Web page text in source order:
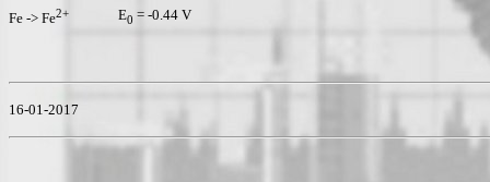
Fe -> Fe2+ E0 = -0.44 V
16-01-2017